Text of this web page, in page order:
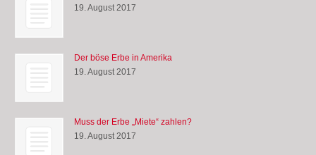
19. August 2017
Der böse Erbe in Amerika
19. August 2017
Muss der Erbe „Miete“ zahlen?
19. August 2017